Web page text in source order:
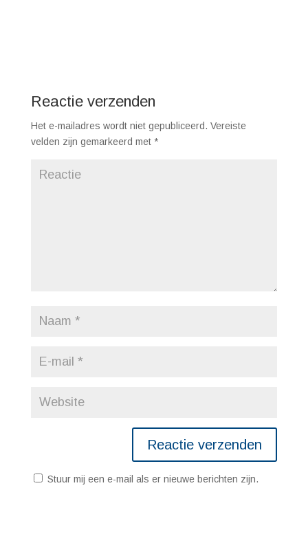
Reactie verzenden
Het e-mailadres wordt niet gepubliceerd. Vereiste
velden zijn gemarkeerd met *
Stuur mij een e-mail als er nieuwe berichten zijn.